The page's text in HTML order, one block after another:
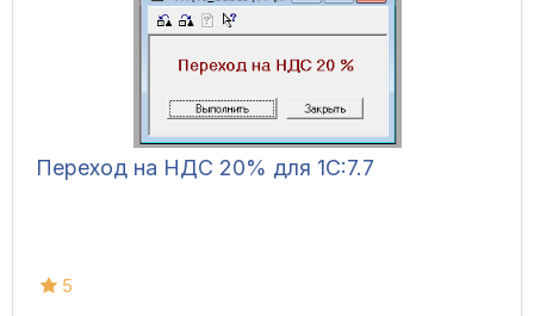
Переход на НДС 20% для 1С:7.7
5